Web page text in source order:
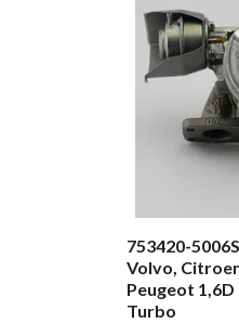
753420-
Volvo,
Peugeot
Turbo